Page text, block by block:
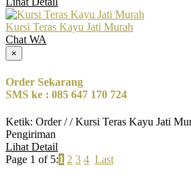
Kursi Teras Kayu Jati Murah
Chat WA
×
Order Sekarang
SMS ke : 085 647 170 724
Ketik: Order / / Kursi Teras Kayu Jati
Pengiriman
Lihat Detail
Page 1 of 5:1 2 3 4 Last